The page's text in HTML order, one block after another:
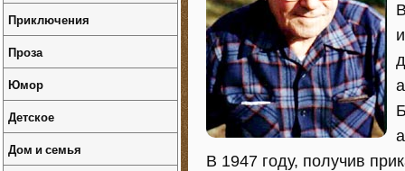
В 1947 году, получив
Приключения
Проза
Юмор
Детское
Дом и семья